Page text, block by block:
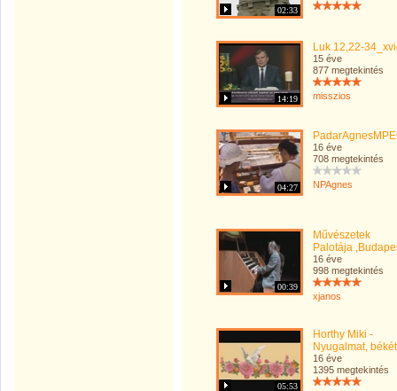
02:33
14:19
Luk 12,22-
15 éve
877 megtekintés
misszios
04:27
16 éve
708 megtekintés
NPAgnes
00:39
Művészetek
Palotája
16 éve
998 megtekintés
xjanos
05:53
Horthy Miki -
Nyugalmat, békét
16 éve
1395 megtekintés